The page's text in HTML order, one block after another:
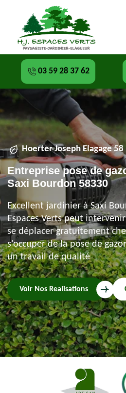
03 59 28 37 62
Hoerter Joseph Elagage 58
Entreprise pose de
Saxi Bourdon 58330
Excellent jardinier à Saxi
Espaces Verts peut
se déplacer gratuitement
s'occuper de la pose de
un travail de qualité
Voir Nos Realisations